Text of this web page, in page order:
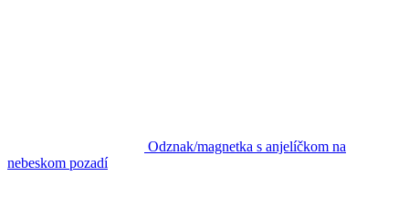
Odznak/magnetka s anjelíčkom na
nebeskom pozadí